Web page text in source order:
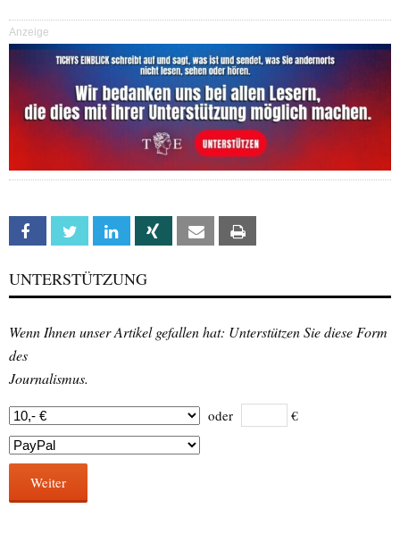
Anzeige
Facebook Twitter Linkedin Xing Email
UNTERSTÜTZUNG
Wenn Ihnen unser Artikel gefallen hat: Unterstützen Sie diese Form
des
Journalismus.
oder €
Weiter